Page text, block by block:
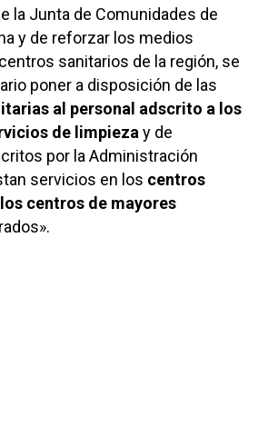
la Junta de Comunidades de
y de reforzar los medios
sanitarios de la región, se
poner a disposición de las
al personal adscrito a los
de limpieza y de
por la Administración
servicios en los centros
centros de mayores